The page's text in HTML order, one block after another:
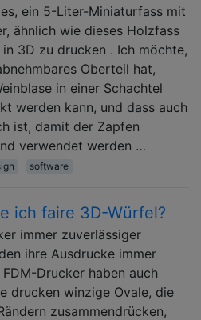
ein 5-Liter-Miniaturfass mit
ähnlich wie dieses Holzfass
3D zu drucken . Ich möchte,
Oberteil hat,
in einer Schachtel
werden kann, und dass auch
ist, damit der Zapfen
verwendet werden …
software
ich faire 3D-Würfel?
immer zuverlässiger
ihre Ausdrucke immer
FDM-Drucker haben auch
drucken winzige Ovale, die
zusammendrücken,